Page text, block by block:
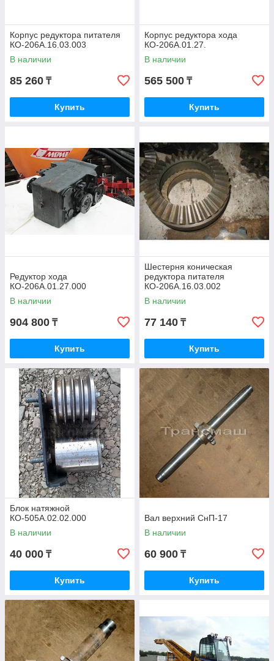
Корпус редуктора питателя
КО-206А.16.03.003
В наличии
85 260 ₸
Купить
Корпус редуктора хода
КО-206А.01.27.
В наличии
565 500 ₸
Купить
Редуктор хода
КО-206А.01.27.000
В наличии
904 800 ₸
Купить
Шестерня коническая
редуктора питателя
КО-206А.16.03.002
В наличии
77 140 ₸
Купить
Блок натяжной
КО-505А.02.02.000
В наличии
40 000 ₸
Купить
Вал верхний СнП-17
В наличии
60 900 ₸
Купить